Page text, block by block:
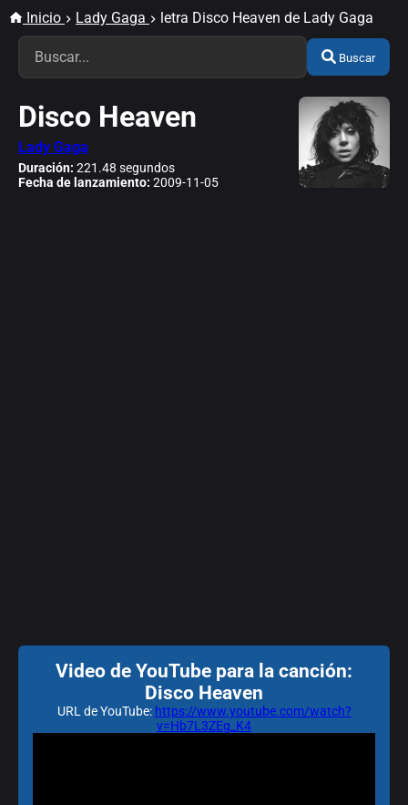
Inicio Lady Gaga letra Disco Heaven de Lady Gaga
Buscar
Disco Heaven
Lady Gaga
Duración: 221.48 segundos
Fecha de lanzamiento: 2009-11-05
Video de YouTube para la canción:
Disco Heaven
URL de YouTube: https://www.youtube.com/watch?
v=Hb7L3ZEg_K4